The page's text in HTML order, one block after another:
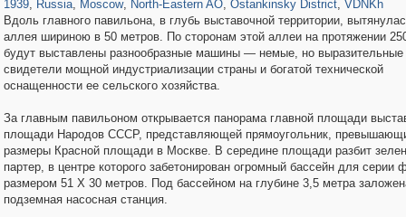
1939, Russia, Moscow, North-Eastern AO, Ostankinsky District, VDNKh
Вдоль главного павильона, в глубь выставочной территории,
аллея шириною в 50 метров. По сторонам этой аллеи на протяжении
будут выставлены разнообразные машины — немые, но выразительные
свидетели мощной индустриализации страны и богатой технической
оснащенности ее сельского хозяйства.
За главным павильоном открывается панорама главной площади
площади Народов СССР, представляющей прямоугольник,
размеры Красной площади в Москве. В середине площади разбит
партер, в центре которого забетонирован огромный бассейн для серии
размером 51 X 30 метров. Под бассейном на глубине 3,5 метра
подземная насосная станция.